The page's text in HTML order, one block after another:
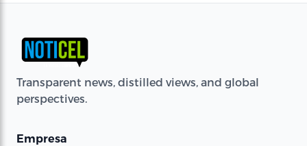
Transparent news, distilled views, and global
perspectives.
Empresa